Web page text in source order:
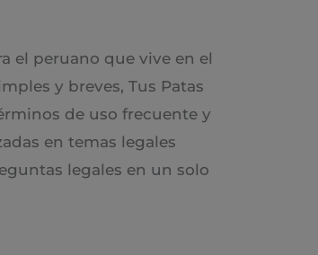
el peruano que vive en el
y breves, Tus Patas
de uso frecuente y
en temas legales
legales en un solo